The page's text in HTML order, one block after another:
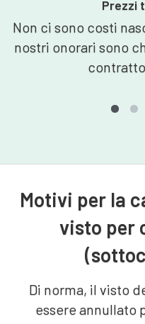
Prezzi
Non ci sono costi
nostri onorari sono
Motivi per la
visto per
Di norma, il visto
essere annullato